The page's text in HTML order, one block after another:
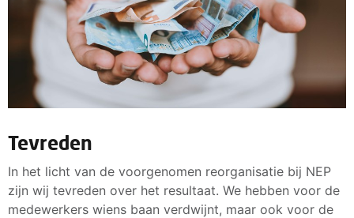
Tevreden
In het licht van de voorgenomen reorganisatie bij NEP
zijn wij tevreden over het resultaat. We hebben voor de
medewerkers wiens baan verdwijnt, maar ook voor de